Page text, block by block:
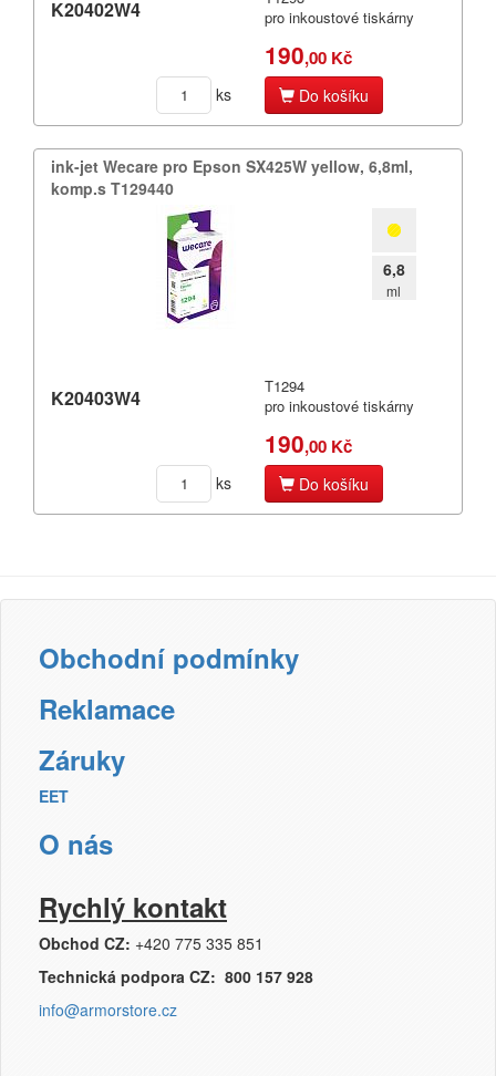
K20402W4
pro inkoustové tiskárny
190,00 Kč
ks Do košíku
ink-​jet Wecare pro Epson SX425W yellow,​ 6,​8ml,​
komp.​s T129440
6,8
ml
K20403W4
T1294
pro inkoustové tiskárny
190,00 Kč
ks Do košíku
Obchodní podmínky
Reklamace
Záruky
EET
O nás
Rychlý kontakt
Obchod CZ: +420 775 335 851
Technická podpora CZ: 800 157 928
info@armorstore.cz